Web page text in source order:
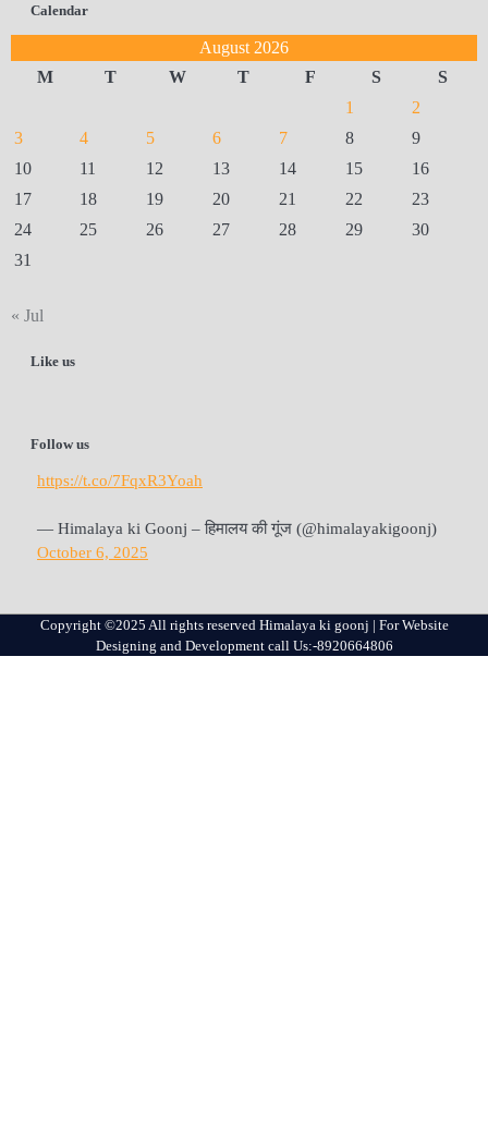
Calendar
August 2026
M
T W T F S
S
1
2
3
4 5 6 7 8
9
10
11 12 13 14 15
16
17
18 19 20 21 22
23
24
25 26 27 28 29
30
31
« Jul
Like us
Follow us
https://t.co/7FqxR3Yoah
— Himalaya ki Goonj – हिमालय की गूंज (@himalayakigoonj)
October 6, 2025
Copyright ©2025 All rights reserved Himalaya ki goonj | For Website
Designing and Development call Us:-8920664806